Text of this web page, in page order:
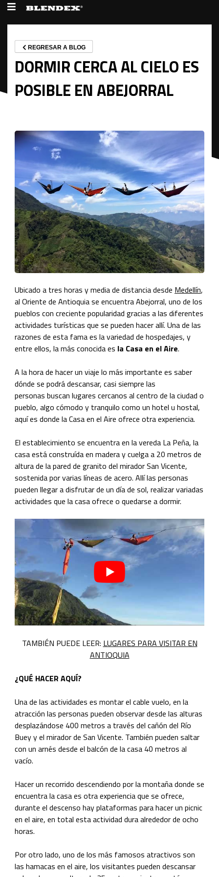
REGRESAR A BLOG
DORMIR CERCA AL CIELO ES
POSIBLE EN ABEJORRAL
Ubicado a tres horas y media de distancia desde Medellín,
al Oriente de Antioquia se encuentra Abejorral, uno de los
pueblos con creciente popularidad gracias a las diferentes
actividades turísticas que se pueden hacer allí. Una de las
razones de esta fama es la variedad de hospedajes, y
entre ellos, la más conocida es la Casa en el Aire.
A la hora de hacer un viaje lo más importante es saber
dónde se podrá descansar, casi siempre las
personas buscan lugares cercanos al centro de la ciudad o
pueblo, algo cómodo y tranquilo como un hotel u hostal,
aquí es donde la Casa en el Aire ofrece otra experiencia.
El establecimiento se encuentra en la vereda La Peña, la
casa está construída en madera y cuelga a 20 metros de
altura de la pared de granito del mirador San Vicente,
sostenida por varias líneas de acero. Allí las personas
pueden llegar a disfrutar de un día de sol, realizar variadas
actividades que la casa ofrece o quedarse a dormir.
TAMBIÉN PUEDE LEER: LUGARES PARA VISITAR EN
ANTIOQUIA
¿QUÉ HACER AQUÍ?
Una de las actividades es montar el cable vuelo, en la
atracción las personas pueden observar desde las alturas
desplazándose 400 metros a través del cañón del Río
Buey y el mirador de San Vicente. También pueden saltar
con un arnés desde el balcón de la casa 40 metros al
vacío.
Hacer un recorrido descendiendo por la montaña donde se
encuentra la casa es otra experiencia que se ofrece,
durante el descenso hay plataformas para hacer un picnic
en el aire, en total esta actividad dura alrededor de ocho
horas.
Por otro lado, uno de los más famosos atractivos son
las hamacas en el aire, los visitantes pueden descansar